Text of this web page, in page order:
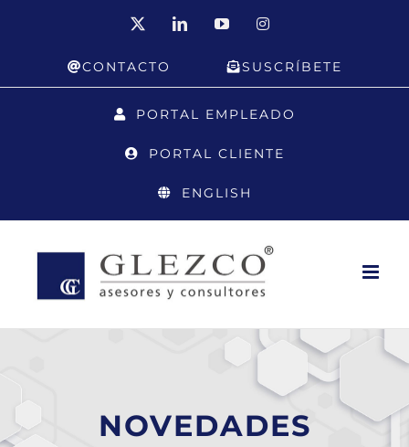
LinkedInYouTubeInstagram
CONTACTO SUSCRÍBETE
PORTAL EMPLEADO
PORTAL CLIENTE
ENGLISH
NOVEDADES